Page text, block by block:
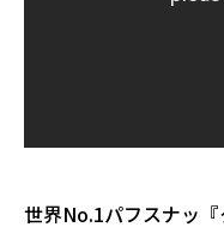
世界No.1パフスナッ